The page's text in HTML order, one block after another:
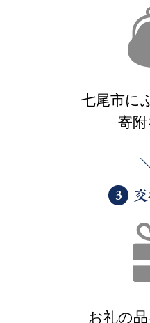
七尾市に
寄
お礼の